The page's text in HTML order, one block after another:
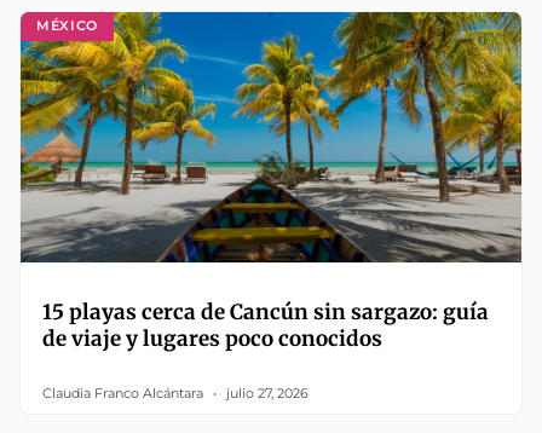
MÉXICO
15 playas cerca de Cancún sin sargazo: guía
de viaje y lugares poco conocidos
Claudia Franco Alcántara julio 27, 2026